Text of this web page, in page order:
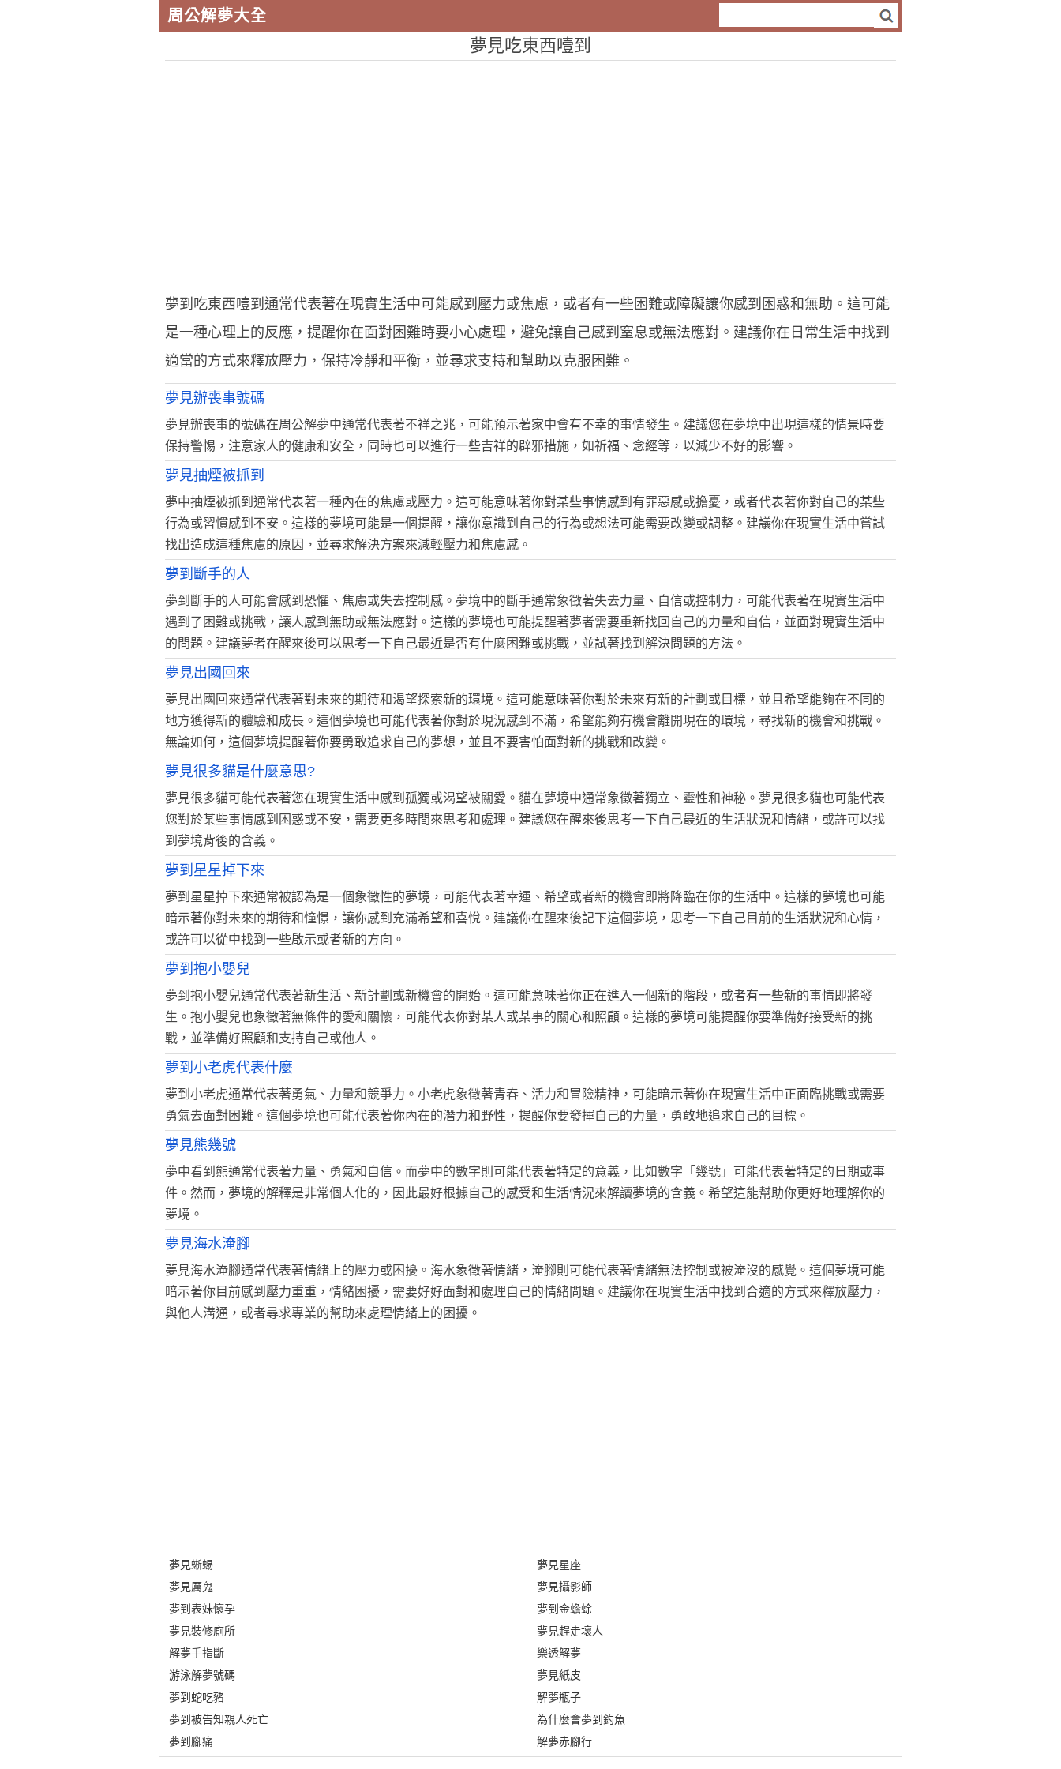
周公解夢大全
夢見吃東西噎到
夢到吃東西噎到通常代表著在現實生活中可能感到壓力或焦慮，或者有一些困難或障礙讓你感到困惑和無助。這可能
是一種心理上的反應，提醒你在面對困難時要小心處理，避免讓自己感到窒息或無法應對。建議你在日常生活中找到
適當的方式來釋放壓力，保持冷靜和平衡，並尋求支持和幫助以克服困難。
夢見辦喪事號碼
夢見辦喪事的號碼在周公解夢中通常代表著不祥之兆，可能預示著家中會有不幸的事情發生。建議您在夢境中出現這樣的情景時要
保持警惕，注意家人的健康和安全，同時也可以進行一些吉祥的辟邪措施，如祈福、念經等，以減少不好的影響。
夢見抽煙被抓到
夢中抽煙被抓到通常代表著一種內在的焦慮或壓力。這可能意味著你對某些事情感到有罪惡感或擔憂，或者代表著你對自己的某些
行為或習慣感到不安。這樣的夢境可能是一個提醒，讓你意識到自己的行為或想法可能需要改變或調整。建議你在現實生活中嘗試
找出造成這種焦慮的原因，並尋求解決方案來減輕壓力和焦慮感。
夢到斷手的人
夢到斷手的人可能會感到恐懼、焦慮或失去控制感。夢境中的斷手通常象徵著失去力量、自信或控制力，可能代表著在現實生活中
遇到了困難或挑戰，讓人感到無助或無法應對。這樣的夢境也可能提醒著夢者需要重新找回自己的力量和自信，並面對現實生活中
的問題。建議夢者在醒來後可以思考一下自己最近是否有什麼困難或挑戰，並試著找到解決問題的方法。
夢見出國回來
夢見出國回來通常代表著對未來的期待和渴望探索新的環境。這可能意味著你對於未來有新的計劃或目標，並且希望能夠在不同的
地方獲得新的體驗和成長。這個夢境也可能代表著你對於現況感到不滿，希望能夠有機會離開現在的環境，尋找新的機會和挑戰。
無論如何，這個夢境提醒著你要勇敢追求自己的夢想，並且不要害怕面對新的挑戰和改變。
夢見很多貓是什麼意思?
夢見很多貓可能代表著您在現實生活中感到孤獨或渴望被關愛。貓在夢境中通常象徵著獨立、靈性和神秘。夢見很多貓也可能代表
您對於某些事情感到困惑或不安，需要更多時間來思考和處理。建議您在醒來後思考一下自己最近的生活狀況和情緒，或許可以找
到夢境背後的含義。
夢到星星掉下來
夢到星星掉下來通常被認為是一個象徵性的夢境，可能代表著幸運、希望或者新的機會即將降臨在你的生活中。這樣的夢境也可能
暗示著你對未來的期待和憧憬，讓你感到充滿希望和喜悅。建議你在醒來後記下這個夢境，思考一下自己目前的生活狀況和心情，
或許可以從中找到一些啟示或者新的方向。
夢到抱小嬰兒
夢到抱小嬰兒通常代表著新生活、新計劃或新機會的開始。這可能意味著你正在進入一個新的階段，或者有一些新的事情即將發
生。抱小嬰兒也象徵著無條件的愛和關懷，可能代表你對某人或某事的關心和照顧。這樣的夢境可能提醒你要準備好接受新的挑
戰，並準備好照顧和支持自己或他人。
夢到小老虎代表什麼
夢到小老虎通常代表著勇氣、力量和競爭力。小老虎象徵著青春、活力和冒險精神，可能暗示著你在現實生活中正面臨挑戰或需要
勇氣去面對困難。這個夢境也可能代表著你內在的潛力和野性，提醒你要發揮自己的力量，勇敢地追求自己的目標。
夢見熊幾號
夢中看到熊通常代表著力量、勇氣和自信。而夢中的數字則可能代表著特定的意義，比如數字「幾號」可能代表著特定的日期或事
件。然而，夢境的解釋是非常個人化的，因此最好根據自己的感受和生活情況來解讀夢境的含義。希望這能幫助你更好地理解你的
夢境。
夢見海水淹腳
夢見海水淹腳通常代表著情緒上的壓力或困擾。海水象徵著情緒，淹腳則可能代表著情緒無法控制或被淹沒的感覺。這個夢境可能
暗示著你目前感到壓力重重，情緒困擾，需要好好面對和處理自己的情緒問題。建議你在現實生活中找到合適的方式來釋放壓力，
與他人溝通，或者尋求專業的幫助來處理情緒上的困擾。
夢見蜥蜴
夢見厲鬼
夢到表妹懷孕
夢見裝修廁所
解夢手指斷
游泳解夢號碼
夢到蛇吃豬
夢到被告知親人死亡
夢到腳痛
夢見星座
夢見攝影師
夢到金蟾蜍
夢見趕走壞人
樂透解夢
夢見紙皮
解夢瓶子
為什麼會夢到釣魚
解夢赤腳行